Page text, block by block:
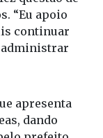
com Rodrigo
políticas da
questão de
“Eu apoio
continuar